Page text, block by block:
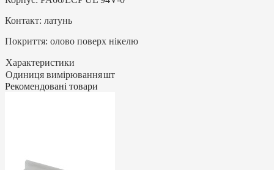
Контакт: латунь
Покриття: олово поверх нікелю
Характеристики
Одиниця вимірюванняшт
Рекомендовані товари